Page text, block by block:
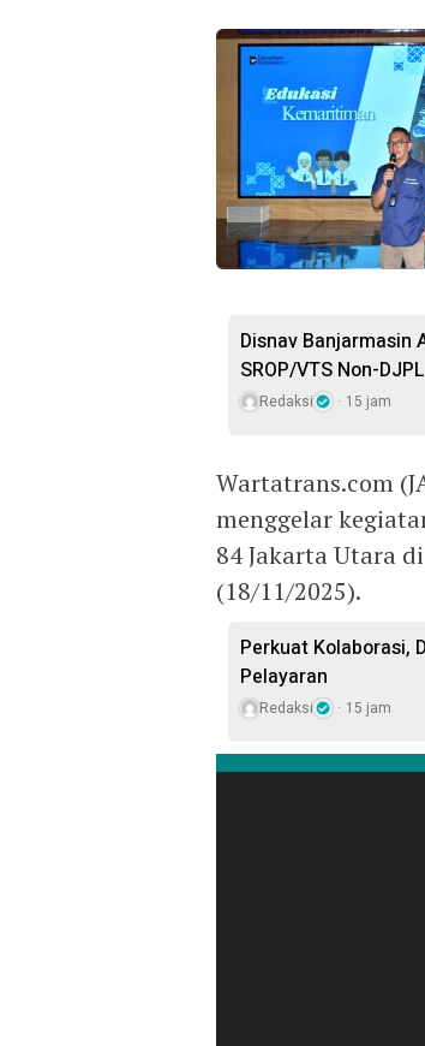
Disnav Banjarmasin
SROP/VTS Non-DJPL
Redaksi 15 jam
Wartatrans.com
menggelar
84 Jakarta Utara
(18/11/2025).
Perkuat Kolaborasi,
Pelayaran
Redaksi 15 jam